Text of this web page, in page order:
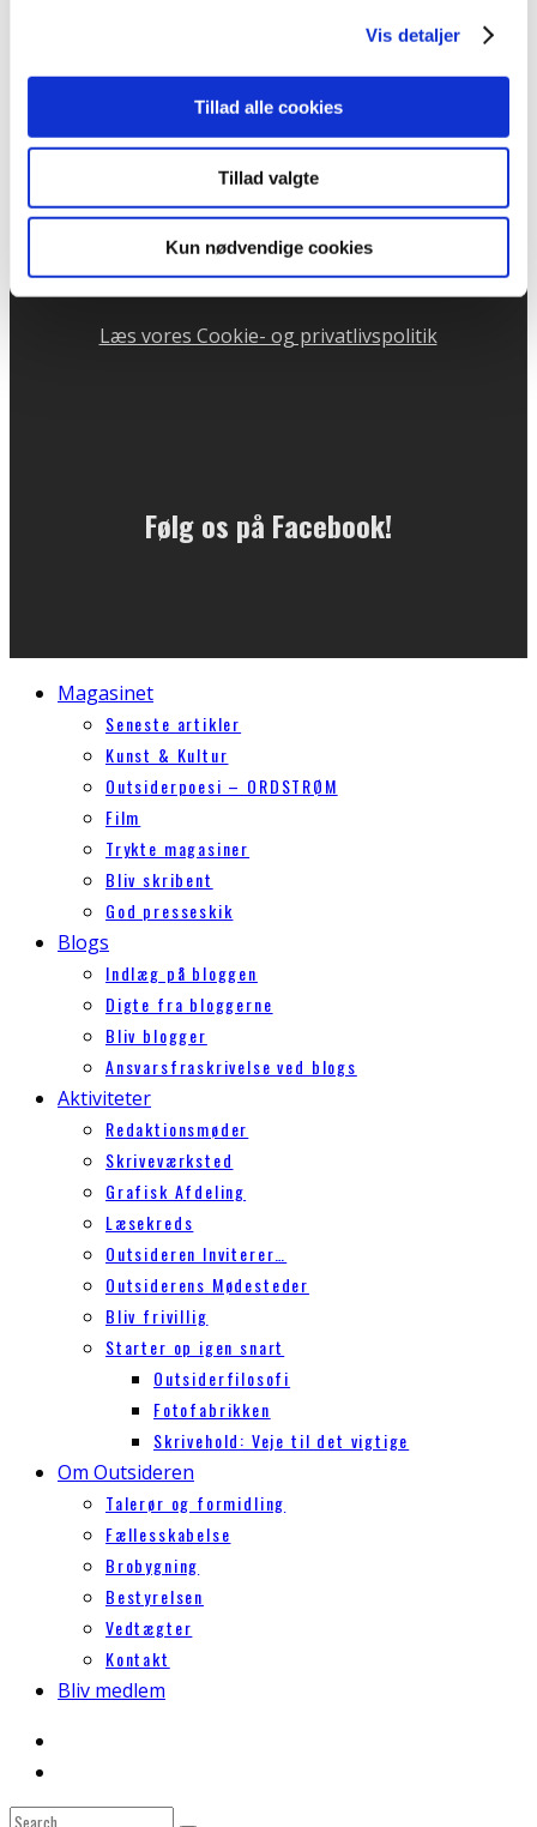
Vis detaljer
Tillad alle cookies
Tillad valgte
Kun nødvendige cookies
2200 København N
redaktion@outsideren.dk
81 11 76 64
Telefontid mandag og onsdag kl. 10 - 13
CVR: 31732204
Læs vores Cookie- og privatlivspolitik
Følg os på Facebook!
Magasinet
Seneste artikler
Kunst & Kultur
Outsiderpoesi – ORDSTRØM
Film
Trykte magasiner
Bliv skribent
God presseskik
Blogs
Indlæg på bloggen
Digte fra bloggerne
Bliv blogger
Ansvarsfraskrivelse ved blogs
Aktiviteter
Redaktionsmøder
Skriveværksted
Grafisk Afdeling
Læsekreds
Outsideren Inviterer…
Outsiderens Mødesteder
Bliv frivillig
Starter op igen snart
Outsiderfilosofi
Fotofabrikken
Skrivehold: Veje til det vigtige
Om Outsideren
Talerør og formidling
Fællesskabelse
Brobygning
Bestyrelsen
Vedtægter
Kontakt
Bliv medlem